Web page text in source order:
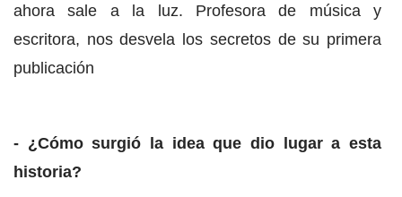
ahora sale a la luz. Profesora de música y
escritora, nos desvela los secretos de su primera
publicación
- ¿Cómo surgió la idea que dio lugar a esta
historia?